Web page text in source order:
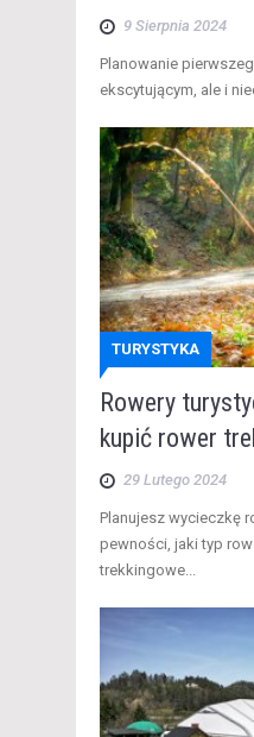
9 Sierpnia 2024
Planowanie
ekscytującym, ale i
TURYSTYKA
Rowery
kupić rower
29 Lutego 2024
Planujesz wycieczkę
pewności, jaki typ
trekkingowe...